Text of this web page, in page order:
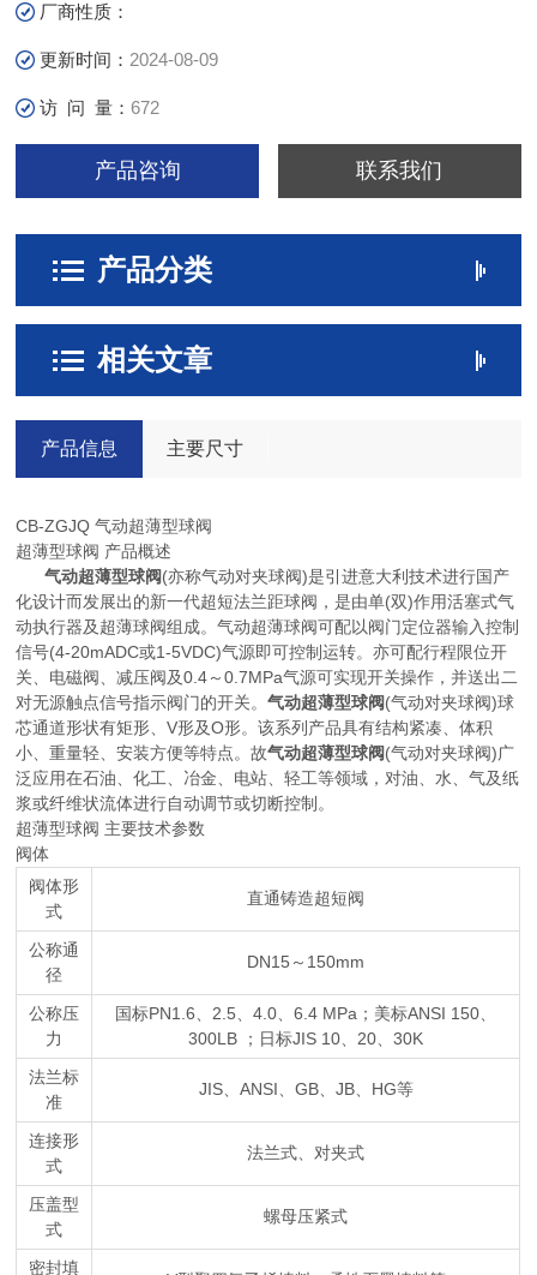
厂商性质：
更新时间： 2024-08-09
访 问 量：672
产品咨询 联系我们
产品分类
相关文章
产品信息 主要尺寸
CB-ZGJQ 气动超薄型球阀
超薄型球阀 产品概述
气动超薄型球阀(亦称气动对夹球阀)是引进意大利技术进行国产
化设计而发展出的新一代超短法兰距球阀，是由单(双)作用活塞式气
动执行器及超薄球阀组成。气动超薄球阀可配以阀门定位器输入控制
信号(4-20mADC或1-5VDC)气源即可控制运转。亦可配行程限位开
关、电磁阀、减压阀及0.4～0.7MPa气源可实现开关操作，并送出二
对无源触点信号指示阀门的开关。气动超薄型球阀(气动对夹球阀)球
芯通道形状有矩形、V形及O形。该系列产品具有结构紧凑、体积
小、重量轻、安装方便等特点。故气动超薄型球阀(气动对夹球阀)广
泛应用在石油、化工、冶金、电站、轻工等领域，对油、水、气及纸
浆或纤维状流体进行自动调节或切断控制。
超薄型球阀 主要技术参数
阀体
阀体形
式
直通铸造超短阀
公称通
径
DN15～150mm
公称压
力
国标PN1.6、2.5、4.0、6.4 MPa；美标ANSI 150、
300LB ；日标JIS 10、20、30K
法兰标
准
JIS、ANSI、GB、JB、HG等
连接形
式
法兰式、对夹式
压盖型
式
螺母压紧式
密封填